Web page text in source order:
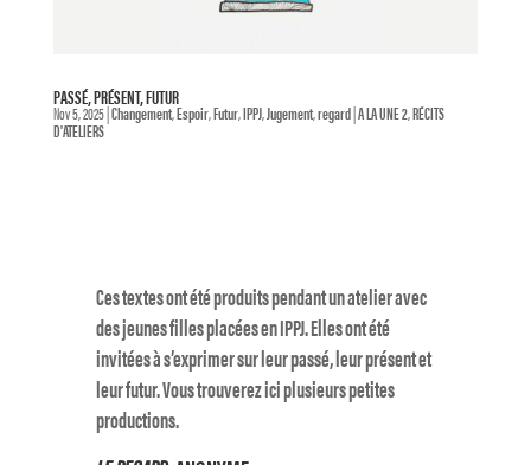
PASSÉ, PRÉSENT, FUTUR
Nov 5, 2025|Changement,Espoir,Futur,IPPJ,Jugement,regard|A LA UNE 2,RÉCITS
D'ATELIERS
Ces textes ont été produits pendant un atelier avec
des jeunes filles placées en IPPJ. Elles ont été
invitées à s’exprimer sur leur passé, leur présent et
leur futur. Vous trouverez ici plusieurs petites
productions.